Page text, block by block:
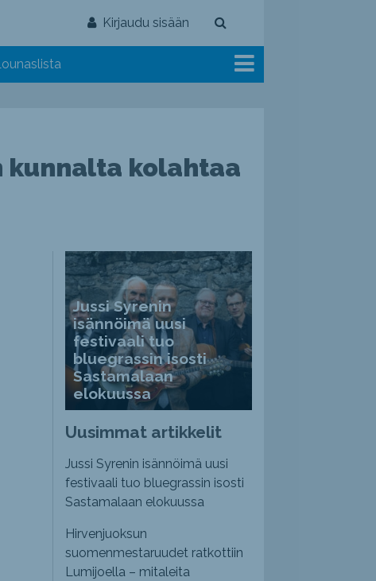
Kirjaudu sisään
kunnalta kolahtaa
Jussi Syrenin
isännöimä uusi
festivaali tuo
bluegrassin isosti
Sastamalaan
elokuussa
Uusimmat artikkelit
Jussi Syrenin isännöimä uusi
festivaali tuo bluegrassin isosti
Sastamalaan elokuussa
Hirvenjuoksun
suomenmestaruudet ratkottiin
Lumijoella – mitaleita